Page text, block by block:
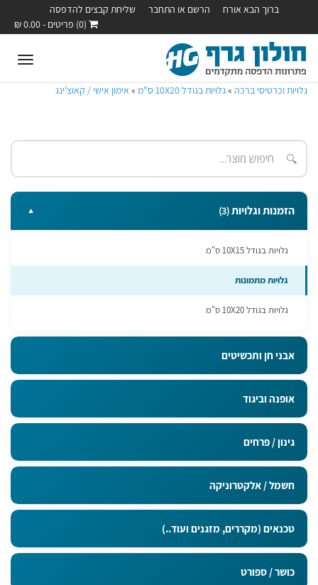
ברוך הבא אורח הרשם או התחבר
שליחת קבצים להדפסה
(0) פריטים - 0.00 ₪
גלויות וכרטיסי ברכה »גלויות בגודל 10X20 ס"מ » אימון אישי / קאוצ'ינג
🔍
הזמנות וגלויות(3)
▼
גלויות בגודל 10X15 ס"מ
גלויות מתמונות
גלויות בגודל 10X20 ס"מ
אבני חן ותכשיטים
אופנה וביגוד
גינון / פרחים
חשמל / אלקטרוניקה
טכנאים (מקררים, מזגנים ועוד..)
כושר / ספורט